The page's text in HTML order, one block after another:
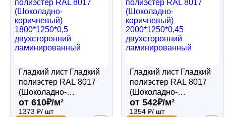
Гладкий лист Гладкий
полиэстер RAL 8017
(Шоколадно-
коричневый)
1800*1250*0,5
от 610₽/м²
1373 ₽/ шт
Гладкий лист Гладкий
полиэстер RAL 8017
(Шоколадно-
коричневый)
2000*1250*0,45
от 542₽/м²
1354 ₽/ шт